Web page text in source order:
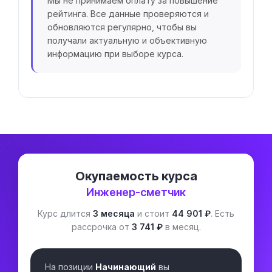
рейтинга. Все данные проверяются и
обновляются регулярно, чтобы вы
получали актуальную и объективную
информацию при выборе курса.
Окупаемость курса
Инженер-сметчик
Курс длится 3 месяца и стоит 44 901 ₽. Есть
рассрочка от 3 741 ₽в месяц.
На позиции Начинающий вы